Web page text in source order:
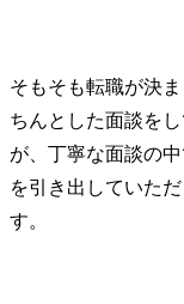
そもそも転職が決
ちんとした面談を
が、丁寧な面談の
を引き出していた
す。